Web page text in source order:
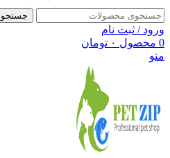
جستجو
ورود / ثبت نام
0 محصول ۰ تومان
منو